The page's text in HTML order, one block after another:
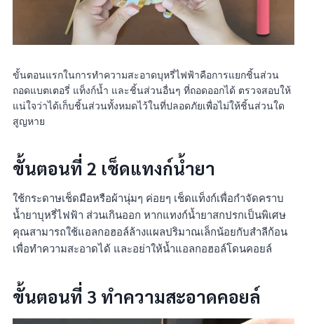
ขั้นตอนแรกในการทำความสะอาดบุหรี่ไฟฟ้าคือการแยกชิ้นส่วน
ถอดแบตเตอรี่ แท็งก์น้ำ และชิ้นส่วนอื่นๆ ที่ถอดออกได้ ตรวจสอบให้
แน่ใจว่าได้เก็บชิ้นส่วนทั้งหมดไว้ในที่ปลอดภัยเพื่อไม่ให้ชิ้นส่วนใด
สูญหาย
ขั้นตอนที่ 2 เช็ดแทงก์น้ำยา
ใช้กระดาษเช็ดมือหรือผ้านุ่มๆ ค่อยๆ เช็ดแท็งก์เพื่อกำจัดคราบ
น้ำยาบุหรี่ไฟฟ้า ส่วนเกินออก หากแทงก์น้ำยาสกปรกเป็นพิเศษ
คุณสามารถใช้แอลกอฮอล์ล้างแผลปริมาณเล็กน้อยกับสำลีก้อน
เพื่อทำความสะอาดได้ และอย่าให้น้ำแอลกอฮอล์โดนคอยล์
ขั้นตอนที่ 3 ทำความสะอาดคอยล์